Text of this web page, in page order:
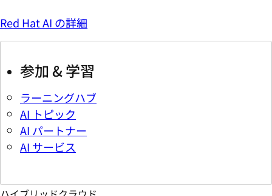
Red Hat AI の詳細
参加 & 学習
ラーニングハブ
AI トピック
AI パートナー
AI サービス